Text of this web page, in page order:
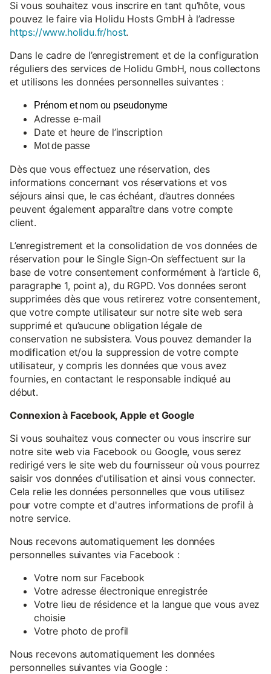
Si vous souhaitez vous inscrire en tant qu’hôte, vous
pouvez le faire via Holidu Hosts GmbH à l’adresse
https://www.holidu.fr/host.
Dans le cadre de l’enregistrement et de la configuration
réguliers des services de Holidu GmbH, nous collectons
et utilisons les données personnelles suivantes :
Prénom et nom ou pseudonyme
Adresse e-mail
Date et heure de l’inscription
Mot de passe
Dès que vous effectuez une réservation, des
informations concernant vos réservations et vos
séjours ainsi que, le cas échéant, d’autres données
peuvent également apparaître dans votre compte
client.
L’enregistrement et la consolidation de vos données de
réservation pour le Single Sign-On s’effectuent sur la
base de votre consentement conformément à l’article 6,
paragraphe 1, point a), du RGPD. Vos données seront
supprimées dès que vous retirerez votre consentement,
que votre compte utilisateur sur notre site web sera
supprimé et qu’aucune obligation légale de
conservation ne subsistera. Vous pouvez demander la
modification et/ou la suppression de votre compte
utilisateur, y compris les données que vous avez
fournies, en contactant le responsable indiqué au
début.
Connexion à Facebook, Apple et Google
Si vous souhaitez vous connecter ou vous inscrire sur
notre site web via Facebook ou Google, vous serez
redirigé vers le site web du fournisseur où vous pourrez
saisir vos données d'utilisation et ainsi vous connecter.
Cela relie les données personnelles que vous utilisez
pour votre compte et d'autres informations de profil à
notre service.
Nous recevons automatiquement les données
personnelles suivantes via Facebook :
Votre nom sur Facebook
Votre adresse électronique enregistrée
Votre lieu de résidence et la langue que vous avez
choisie
Votre photo de profil
Nous recevons automatiquement les données
personnelles suivantes via Google :